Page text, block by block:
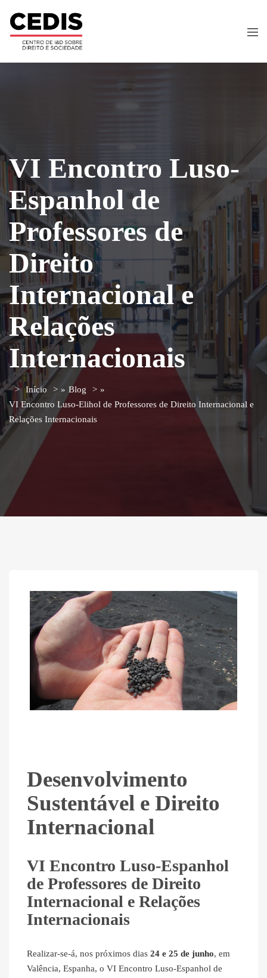
VI Encontro Luso-
Espanhol de
Professores de
Direito
Internacional e
Relações
Internacionais
Início » Blog
»
VI Encontro Luso-Elihol de Professores de Direito Internacional e
Relações Internacionais
Desenvolvimento
Sustentável e Direito
Internacional
VI Encontro Luso-Espanhol
de Professores de Direito
Internacional e Relações
Internacionais
Realizar-se-á, nos próximos dias 24 e 25 de junho, em
Valência, Espanha, o VI Encontro Luso-Espanhol de